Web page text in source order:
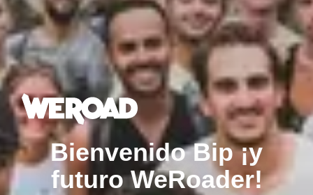
Bienvenido Bip ¡y
futuro WeRoader!